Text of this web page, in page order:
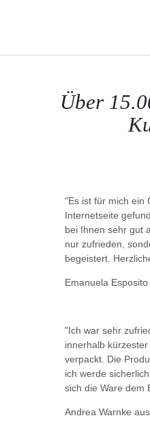
Über
"Es ist für mich ein
Internetseite
bei Ihnen sehr gut
nur zufrieden,
begeistert.
Emanuela
"Ich war sehr
innerhalb
verpackt. Die
ich werde
sich die Ware dem
Andrea Warnke